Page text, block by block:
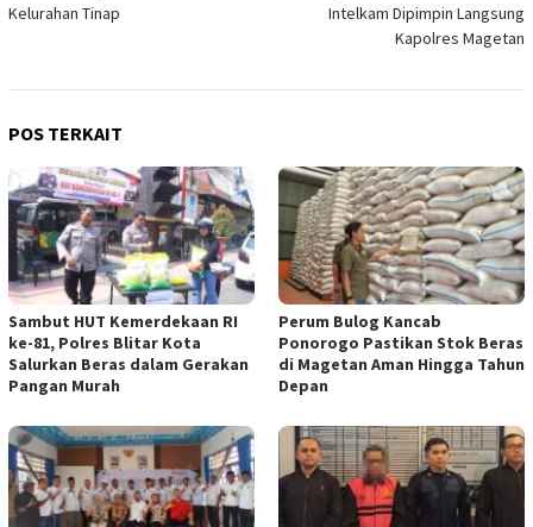
Kelurahan Tinap
Intelkam Dipimpin Langsung
Kapolres Magetan
POS TERKAIT
Sambut HUT Kemerdekaan RI
ke-81, Polres Blitar Kota
Salurkan Beras dalam Gerakan
Pangan Murah
Perum Bulog Kancab
Ponorogo Pastikan Stok Beras
di Magetan Aman Hingga Tahun
Depan